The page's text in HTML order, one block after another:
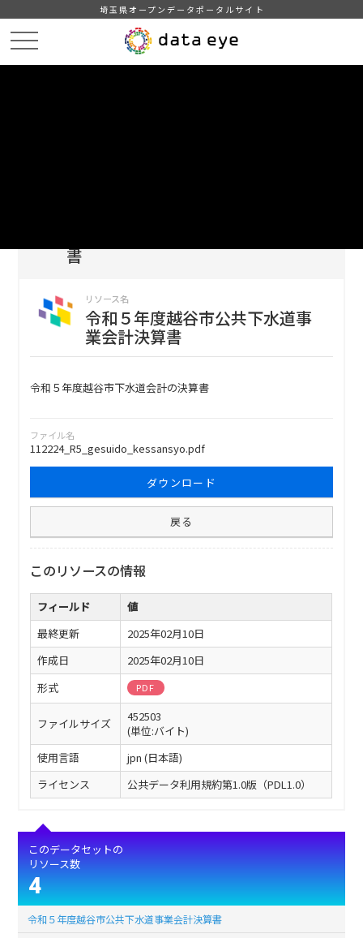
埼玉県オープンデータポータルサイト
書
リソース名
令和５年度越谷市公共下水道事
業会計決算書
令和５年度越谷市下水道会計の決算書
ファイル名
112224_R5_gesuido_kessansyo.pdf
ダウンロード
戻る
このリソースの情報
フィールド
値
最終更新
2025年02月10日
作成日
2025年02月10日
形式
PDF
ファイルサイズ
452503
(単位:バイト)
使用言語
jpn (日本語)
ライセンス
公共データ利用規約第1.0版（PDL1.0）
このデータセットの
リソース数
4
令和５年度越谷市公共下水道事業会計決算書